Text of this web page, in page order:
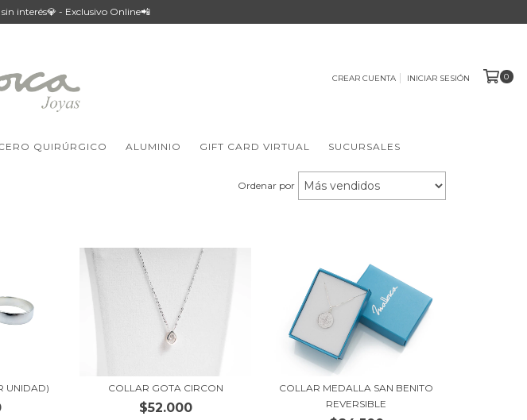
interés💎 - Exclusivo Online📲
CREAR CUENTA INICIAR SESIÓN 0
QUIRÚRGICO ALUMINIO GIFT CARD VIRTUAL SUCURSALES
Ordenar por
UNIDAD) COLLAR GOTA CIRCON
$52.000
COLLAR MEDALLA SAN BENITO
REVERSIBLE